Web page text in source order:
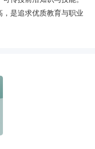
是追求优质教育与职业